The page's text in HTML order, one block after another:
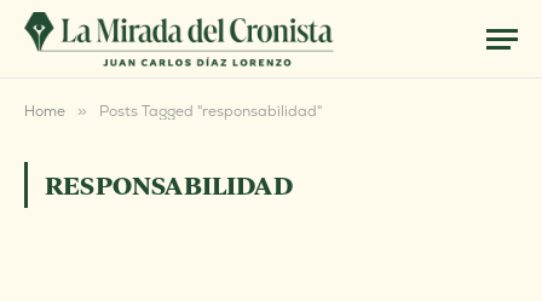
Home » Posts Tagged "responsabilidad"
RESPONSABILIDAD